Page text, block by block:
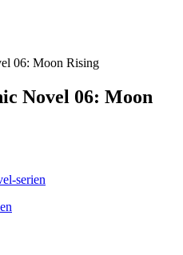
06: Moon Rising
Novel 06: Moon
serien